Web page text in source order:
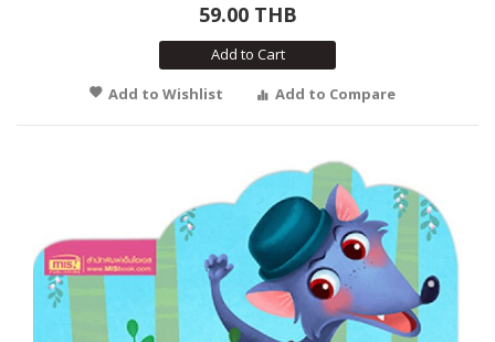
59.00 THB
Add to Cart
Add to Wishlist
Add to Compare